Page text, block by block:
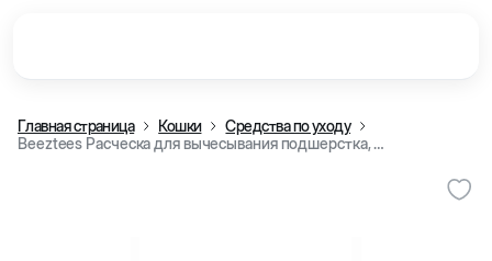
Главная страница Кошки
Средства по уходу
Beeztees Расческа для вычесывания подшерстка, 15 см (M)